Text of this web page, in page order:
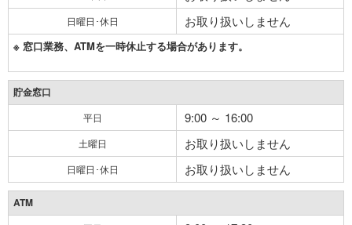
日曜日･休日 お取り扱いしません
※ 窓口業務、ATMを一時休止する場合があります。
貯金窓口
平日 9:00 ～ 16:00
土曜日 お取り扱いしません
日曜日･休日 お取り扱いしません
ATM